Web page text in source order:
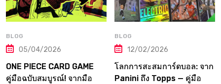
BLOG
05/04/2026
ONE PIECE CARD GAME
คู่มือฉบับสมบูรณ์! จากมือ
BLOG
12/02/2026
โลกการสะสมการ์ดบอล: จาก
Panini ถึง Topps — คู่มือ